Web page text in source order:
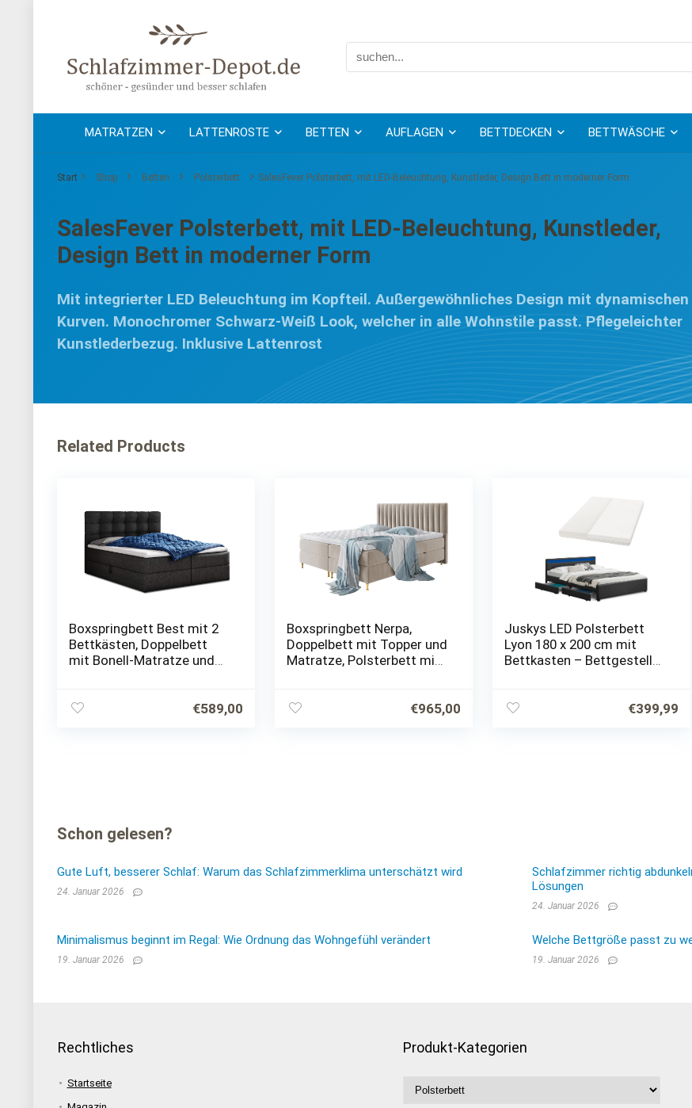
MATRATZEN LATTENROSTE BETTEN AUFLAGEN BETTDECKEN BETTWÄSCHE
Start Shop Betten Polsterbett SalesFever Polsterbett, mit LED-Beleuchtung, Kunstleder, Design Bett in moderner Form
SalesFever Polsterbett, mit LED-Beleuchtung, Kunstleder,
Design Bett in moderner Form
Mit integrierter LED Beleuchtung im Kopfteil. Außergewöhnliches Design mit dynamischen
Kurven. Monochromer Schwarz-Weiß Look, welcher in alle Wohnstile passt. Pflegeleichter
Kunstlederbezug. Inklusive Lattenrost
Related Products
Boxspringbett Best mit 2
Bettkästen, Doppelbett
mit Bonell-Matratze und
Schlafzimmer (Schwarz…
€589,00
Boxspringbett Nerpa,
Doppelbett mit Topper und
Matratze, Polsterbett mit
Kopfteil, Bettgestell für…
€965,00
Juskys LED Polsterbett
Lyon 180 x 200 cm mit
Bettkasten – Bettgestell
Doppelbett Schlafzimmer…
€399,99
Schon gelesen?
Gute Luft, besserer Schlaf: Warum das Schlafzimmerklima unterschätzt wird
24. Januar 2026
Schlafzimmer richtig
Lösungen
24. Januar 2026
Minimalismus beginnt im Regal: Wie Ordnung das Wohngefühl verändert
19. Januar 2026
Welche Bettgröße passt zu
19. Januar 2026
Rechtliches
Startseite
Produkt-Kategorien